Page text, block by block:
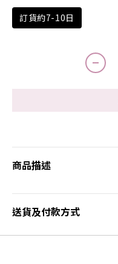
訂貨約7-10日
商品描述
送貨及付款方式